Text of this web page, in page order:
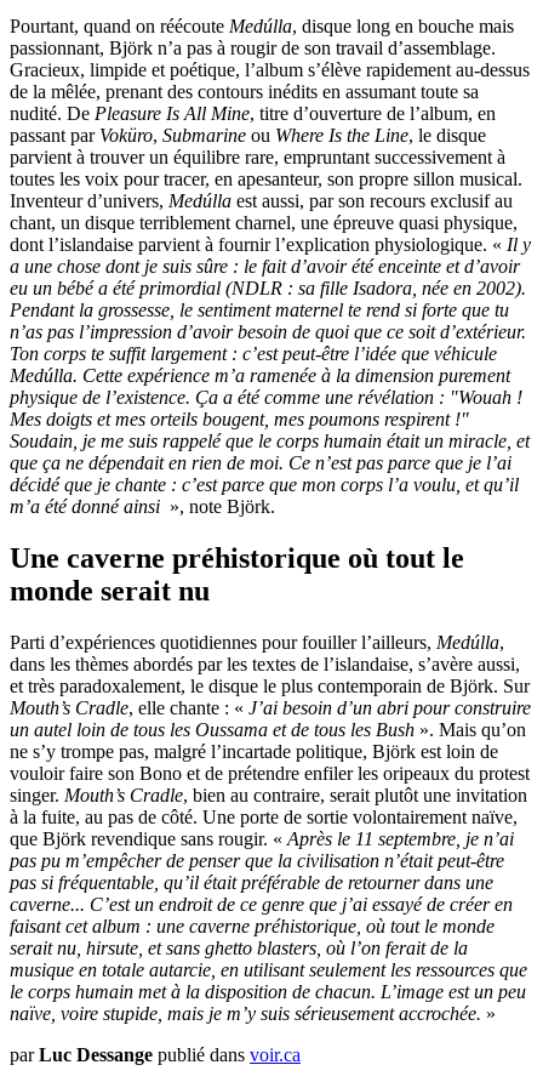
Pourtant, quand on réécoute Medúlla, disque long en bouche mais
passionnant, Björk n’a pas à rougir de son travail d’assemblage.
Gracieux, limpide et poétique, l’album s’élève rapidement au-dessus
de la mêlée, prenant des contours inédits en assumant toute sa
nudité. De Pleasure Is All Mine, titre d’ouverture de l’album, en
passant par Voküro, Submarine ou Where Is the Line, le disque
parvient à trouver un équilibre rare, empruntant successivement à
toutes les voix pour tracer, en apesanteur, son propre sillon musical.
Inventeur d’univers, Medúlla est aussi, par son recours exclusif au
chant, un disque terriblement charnel, une épreuve quasi physique,
dont l’islandaise parvient à fournir l’explication physiologique. « Il y
a une chose dont je suis sûre : le fait d’avoir été enceinte et d’avoir
eu un bébé a été primordial (NDLR : sa fille Isadora, née en 2002).
Pendant la grossesse, le sentiment maternel te rend si forte que tu
n’as pas l’impression d’avoir besoin de quoi que ce soit d’extérieur.
Ton corps te suffit largement : c’est peut-être l’idée que véhicule
Medúlla. Cette expérience m’a ramenée à la dimension purement
physique de l’existence. Ça a été comme une révélation : "Wouah !
Mes doigts et mes orteils bougent, mes poumons respirent !"
Soudain, je me suis rappelé que le corps humain était un miracle, et
que ça ne dépendait en rien de moi. Ce n’est pas parce que je l’ai
décidé que je chante : c’est parce que mon corps l’a voulu, et qu’il
m’a été donné ainsi », note Björk.
Une caverne préhistorique où tout le
monde serait nu
Parti d’expériences quotidiennes pour fouiller l’ailleurs, Medúlla,
dans les thèmes abordés par les textes de l’islandaise, s’avère aussi,
et très paradoxalement, le disque le plus contemporain de Björk. Sur
Mouth’s Cradle, elle chante : « J’ai besoin d’un abri pour construire
un autel loin de tous les Oussama et de tous les Bush ». Mais qu’on
ne s’y trompe pas, malgré l’incartade politique, Björk est loin de
vouloir faire son Bono et de prétendre enfiler les oripeaux du protest
singer. Mouth’s Cradle, bien au contraire, serait plutôt une invitation
à la fuite, au pas de côté. Une porte de sortie volontairement naïve,
que Björk revendique sans rougir. « Après le 11 septembre, je n’ai
pas pu m’empêcher de penser que la civilisation n’était peut-être
pas si fréquentable, qu’il était préférable de retourner dans une
caverne... C’est un endroit de ce genre que j’ai essayé de créer en
faisant cet album : une caverne préhistorique, où tout le monde
serait nu, hirsute, et sans ghetto blasters, où l’on ferait de la
musique en totale autarcie, en utilisant seulement les ressources que
le corps humain met à la disposition de chacun. L’image est un peu
naïve, voire stupide, mais je m’y suis sérieusement accrochée. »
parLuc Dessange publié dans voir.ca